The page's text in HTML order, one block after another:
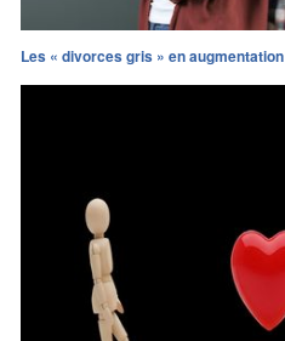
Les « divorces gris » en augmentation